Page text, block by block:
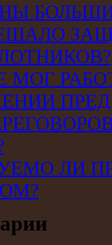
МОГ
ЛИ